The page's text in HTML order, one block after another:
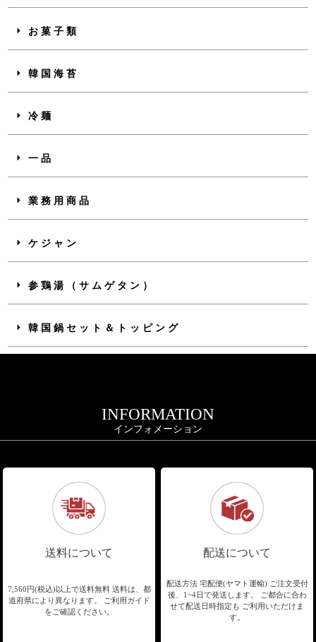
お菓子類
韓国海苔
冷麺
一品
業務用商品
ケジャン
参鶏湯（サムゲタン）
韓国鍋セット＆トッピング
INFORMATION
インフォメーション
送料について
7,560円(税込)以上で送料無料送料は、都
道府県により異なります。
ご利用ガイド
をご確認ください。
配送について
配送方法 宅配便(ヤマト運輸) ご注文受付
後、1~4日で発送します。
ご都合に合わ
せて配送日時指定も ご利用いただけま
す。